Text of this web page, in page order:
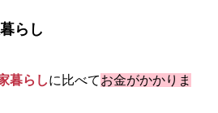
らし
暮らしに比べてお金がかかりま